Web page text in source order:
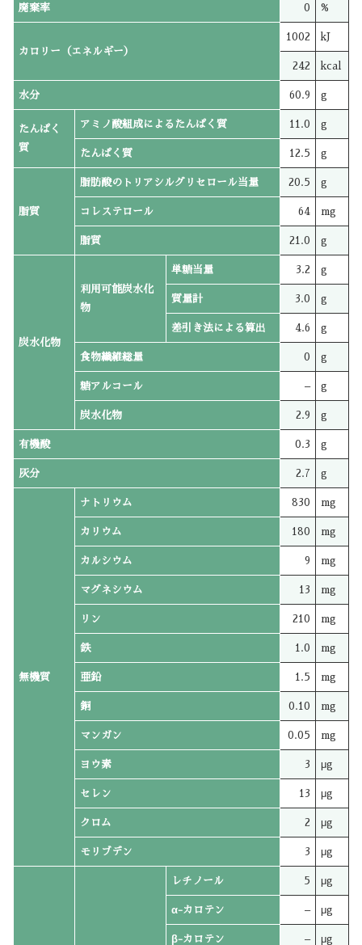
廃棄率 0 %
カロリー（エネルギー）
1002 kJ
242 kcal
水分 60.9 g
たんぱく
質
アミノ酸組成によるたんぱく質 11.0 g
たんぱく質 12.5 g
脂質
脂肪酸のトリアシルグリセロール当量 20.5 g
コレステロール 64 mg
脂質 21.0 g
炭水化物
利用可能炭水化
物
単糖当量 3.2 g
質量計 3.0 g
差引き法による算出 4.6 g
食物繊維総量 0 g
糖アルコール – g
炭水化物 2.9 g
有機酸 0.3 g
灰分 2.7 g
無機質
ナトリウム 830 mg
カリウム 180 mg
カルシウム 9 mg
マグネシウム 13 mg
リン 210 mg
鉄 1.0 mg
亜鉛 1.5 mg
銅 0.10 mg
マンガン 0.05 mg
ヨウ素 3 μg
セレン 13 μg
クロム 2 μg
モリブデン 3 μg
レチノール 5 μg
α-カロテン – μg
β-カロテン – μg